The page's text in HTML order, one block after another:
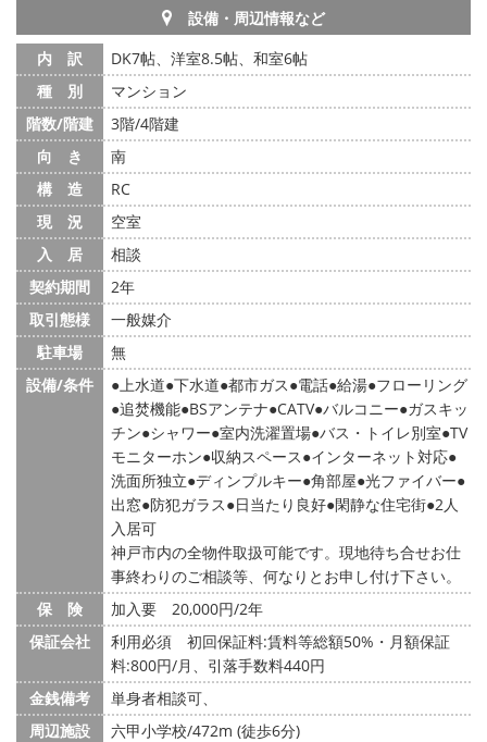
設備・周辺情報など
内 訳
DK7帖、洋室8.5帖、和室6帖
種 別
マンション
階数/階建
3階/4階建
向 き
南
構 造
RC
現 況
空室
入 居
相談
契約期間
2年
取引態様
一般媒介
駐車場
無
設備/条件
上水道 下水道 都市ガス 電話 給湯 フローリング
追焚機能 BSアンテナ CATV バルコニー ガスキッ
チン シャワー 室内洗濯置場 バス・トイレ別室 TV
モニターホン 収納スペース インターネット対応
洗面所独立 ディンプルキー 角部屋 光ファイバー
出窓 防犯ガラス 日当たり良好 閑静な住宅街 2人
入居可
神戸市内の全物件取扱可能です。現地待ち合せお仕
事終わりのご相談等、何なりとお申し付け下さい。
保 険
加入要 20,000円/2年
保証会社
利用必須 初回保証料:賃料等総額50%・月額保証
料:800円/月、引落手数料440円
金銭備考
単身者相談可、
周辺施設
六甲小学校/472m (徒歩6分)